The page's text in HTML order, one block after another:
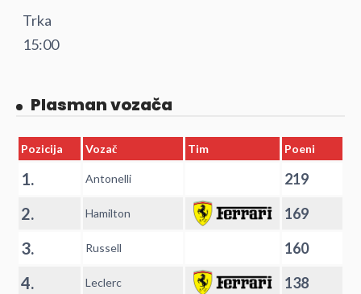
Trka
15:00
Plasman vozača
Pozicija Vozač Tim Poeni
1. Antonelli 219
2. Hamilton 169
3. Russell 160
4. Leclerc 138